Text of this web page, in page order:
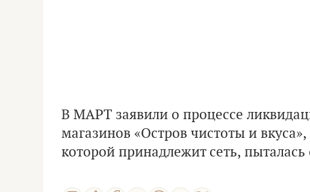
В МАРТ заявили о процессе
магазинов «Остров чистоты и вкуса»,
которой принадлежит сеть,